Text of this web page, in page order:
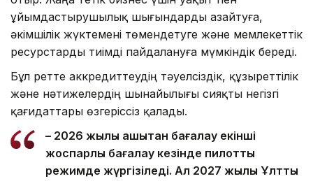
ұйымдастырушылық шығындарды азайтуға,
әкімшілік жүктемені төмендетуге және мемлекеттік
ресурстарды тиімді пайдалануға мүмкіндік береді.
Бұл ретте аккредиттеудің тәуелсіздік, құзыреттілік
және нәтижелердің шынайылығы сияқты негізгі
қағидаттары өзгеріссіз қалады.
– 2026 жылы қашықтан бағалау екінші
жоспарлы бағалау кезінде пилоттық
режимде жүргізіледі. Ал 2027 жылы Ұлттық